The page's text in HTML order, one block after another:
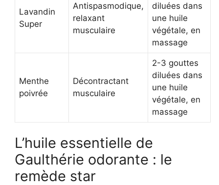
Lavandin
Super
Antispasmodique,
relaxant
musculaire
diluées dans
une huile
végétale, en
massage
Menthe
poivrée
Décontractant
musculaire
2-3 gouttes
diluées dans
une huile
végétale, en
massage
L’huile essentielle de
Gaulthérie odorante : le
remède star